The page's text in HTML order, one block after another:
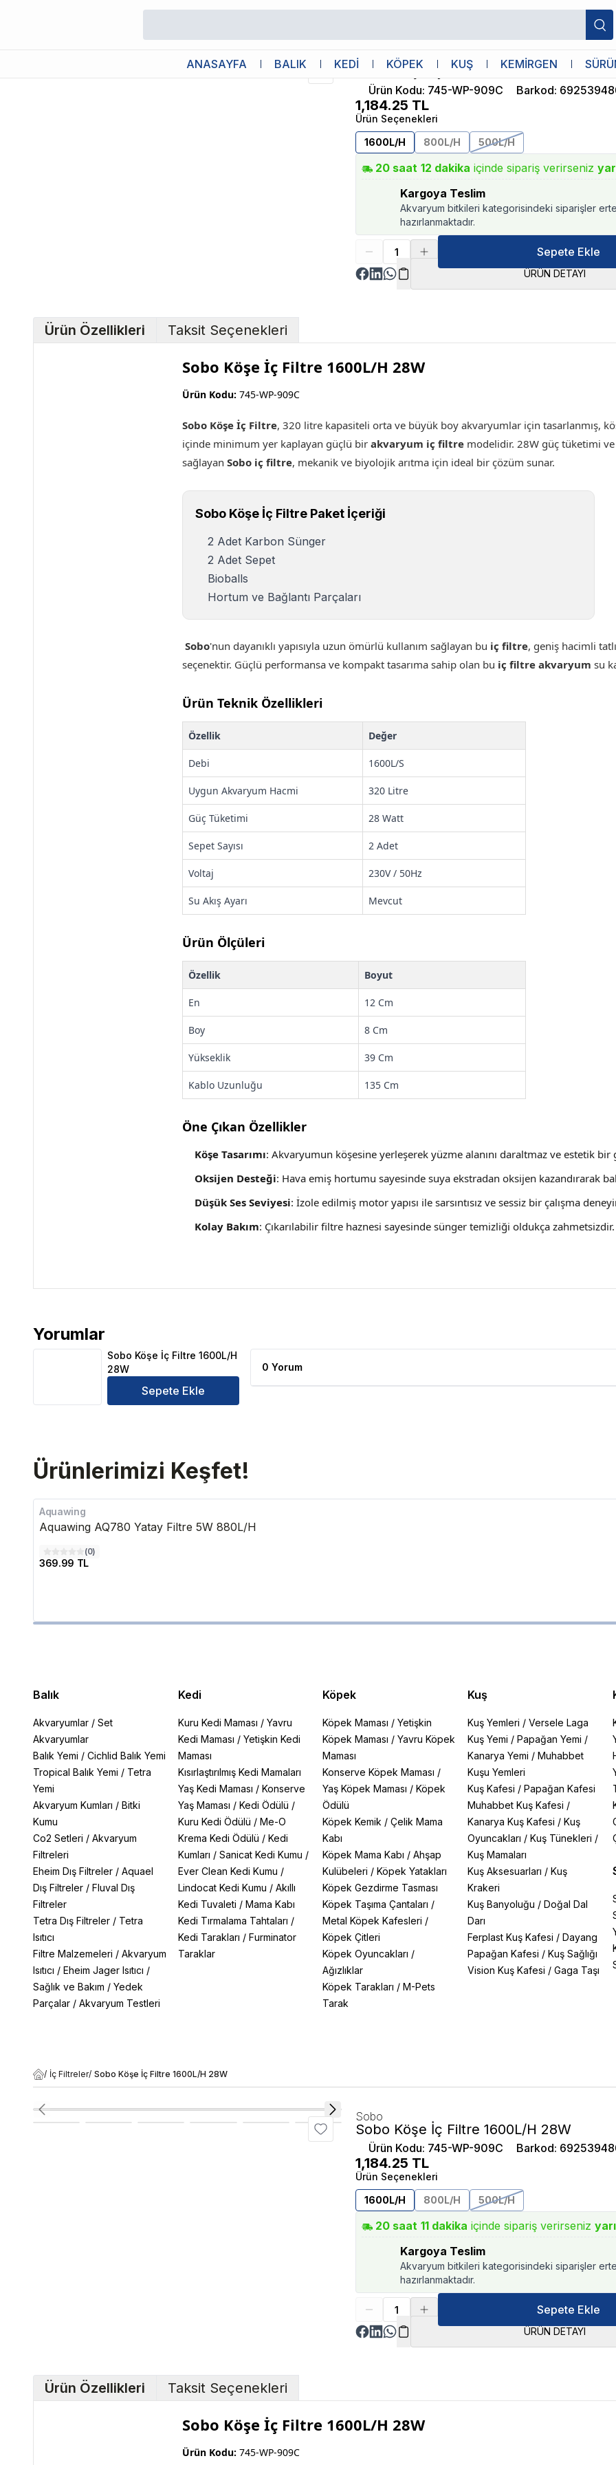
ANASAYFA BALIK KEDİ KÖPEK KUŞ KEMİRGEN
Sobo
Sobo Köşe İç Filtre 1600L/H 28W
Ürün Kodu: 745-WP-909C Barkod:
1,184.25 TL
Ürün Seçenekleri
1600L/H
800L/H 500L/H
20 saat 12 dakika içinde sipariş verirseniz
Kargoya Teslim
Akvaryum bitkileri kategorisindeki siparişler
hazırlanmaktadır.
Sepete Ekle
ÜRÜN DETAYI
Ürün Özellikleri Taksit Seçenekleri
Sobo Köşe İç Filtre 1600L/H 28W
Ürün Kodu: 745-WP-909C
Sobo Köşe İç Filtre, 320 litre kapasiteli orta ve büyük boy akvaryumlar için tasarlanmış,
içinde minimum yer kaplayan güçlü bir akvaryum iç filtre modelidir. 28W güç tüketimi
sağlayan Sobo iç filtre, mekanik ve biyolojik arıtma için ideal bir çözüm sunar.
Sobo Köşe İç Filtre Paket İçeriği
2 Adet Karbon Sünger
2 Adet Sepet
Bioballs
Hortum ve Bağlantı Parçaları
Sobo'nun dayanıklı yapısıyla uzun ömürlü kullanım sağlayan bu iç filtre, geniş hacimli
seçenektir. Güçlü performansa ve kompakt tasarıma sahip olan bu iç filtre akvaryum su
Ürün Teknik Özellikleri
Özellik Değer
Debi 1600L/S
Uygun Akvaryum Hacmi 320 Litre
Güç Tüketimi 28 Watt
Sepet Sayısı 2 Adet
Voltaj 230V / 50Hz
Su Akış Ayarı Mevcut
Ürün Ölçüleri
Özellik Boyut
En 12 Cm
Boy 8 Cm
Yükseklik 39 Cm
Kablo Uzunluğu 135 Cm
Öne Çıkan Özellikler
Köşe Tasarımı: Akvaryumun köşesine yerleşerek yüzme alanını daraltmaz ve estetik
Oksijen Desteği: Hava emiş hortumu sayesinde suya ekstradan oksijen kazandırarak
Düşük Ses Seviyesi: İzole edilmiş motor yapısı ile sarsıntısız ve sessiz bir çalışma
Kolay Bakım: Çıkarılabilir filtre haznesi sayesinde sünger temizliği oldukça zahmetsizdir.
Yorumlar
Sobo Köşe İç Filtre 1600L/H 28W Ürün Yorumları
Sobo Köşe İç Filtre 1600L/H
28W
Sepete Ekle
0 Yorum
Ürünlerimizi Keşfet!
Aquawing
Aquawing AQ780 Yatay Filtre 5W 880L/H
(0)
369.99 TL
Balık
Akvaryumlar / Set
Akvaryumlar
Balık Yemi / Cichlid Balık Yemi
Tropical Balık Yemi / Tetra
Yemi
Akvaryum Kumları / Bitki
Kumu
Co2 Setleri / Akvaryum
Filtreleri
Eheim Dış Filtreler / Aquael
Dış Filtreler / Fluval Dış
Filtreler
Tetra Dış Filtreler / Tetra
Isıtıcı
Filtre Malzemeleri / Akvaryum
Isıtıcı / Eheim Jager Isıtıcı /
Sağlık ve Bakım / Yedek
Parçalar / Akvaryum Testleri
Kedi
Kuru Kedi Maması / Yavru
Kedi Maması / Yetişkin Kedi
Maması
Kısırlaştırılmış Kedi Mamaları
Yaş Kedi Maması / Konserve
Yaş Maması / Kedi Ödülü /
Kuru Kedi Ödülü / Me-O
Krema Kedi Ödülü / Kedi
Kumları / Sanicat Kedi Kumu /
Ever Clean Kedi Kumu /
Lindocat Kedi Kumu / Akıllı
Kedi Tuvaleti / Mama Kabı
Kedi Tırmalama Tahtaları /
Kedi Tarakları / Furminator
Taraklar
Köpek
Köpek Maması /Yetişkin
Köpek Maması /Yavru Köpek
Maması
Konserve Köpek Maması /
Yaş Köpek Maması /Köpek
Ödülü
Köpek Kemik /Çelik Mama
Kabı
Köpek Mama Kabı /Ahşap
Kulübeleri /Köpek Yatakları
Köpek Gezdirme Tasması
Köpek Taşıma Çantaları /
Metal Köpek Kafesleri /
Köpek Çitleri
Köpek Oyuncakları /
Ağızlıklar
Köpek Tarakları /M-Pets
Tarak
Kuş
Kuş Yemleri / Versele Laga
Kuş Yemi / Papağan Yemi /
Kanarya Yemi / Muhabbet
Kuşu Yemleri
Kuş Kafesi / Papağan Kafesi
Muhabbet Kuş Kafesi /
Kanarya Kuş Kafesi / Kuş
Oyuncakları / Kuş Tünekleri /
Kuş Mamaları
Kuş Aksesuarları / Kuş
Krakeri
Kuş Banyoluğu / Doğal Dal
Darı
Ferplast Kuş Kafesi / Dayang
Papağan Kafesi / Kuş Sağlığı
Vision Kuş Kafesi / Gaga Taşı
/ İç Filtreler/ Sobo Köşe İç Filtre 1600L/H 28W
Sobo
Sobo Köşe İç Filtre 1600L/H 28W
Ürün Kodu: 745-WP-909C Barkod:
1,184.25 TL
Ürün Seçenekleri
1600L/H
800L/H 500L/H
20 saat 11 dakika içinde sipariş verirseniz
Kargoya Teslim
Akvaryum bitkileri kategorisindeki siparişler
hazırlanmaktadır.
Sepete Ekle
ÜRÜN DETAYI
Ürün Özellikleri Taksit Seçenekleri
Sobo Köşe İç Filtre 1600L/H 28W
Ürün Kodu: 745-WP-909C